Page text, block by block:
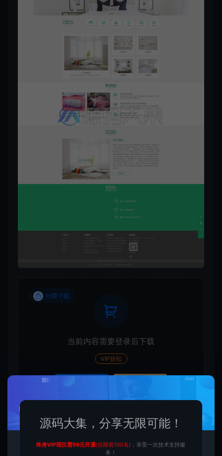
付费下载
当前内容需要登录后下载
VIP折扣
登录购买 升级会员
源码大集，分享无限可能！
终身VIP现仅需59元开通(仅限前100名)
，享受一次技术支持服
务！